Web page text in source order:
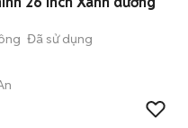
Đã sử dụng